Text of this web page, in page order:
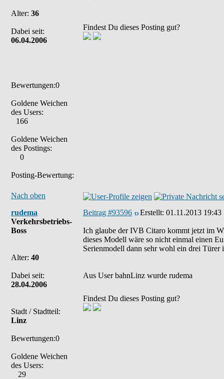
Alter: 36
Dabei seit:
06.04.2006
Bewertungen:0
Goldene Weichen
des Users:
166
Goldene Weichen
des Postings:
0
Posting-Bewertung:
Findest Du dieses Posting gut?
Nach oben
rudema
Verkehrsbetriebs-
Boss
Alter: 40
Dabei seit:
28.04.2006
Stadt / Stadtteil:
Linz
Bewertungen:0
Goldene Weichen
des Users:
29
Beitrag #93596 Erstellt: 01.11.2013 19:43
Ich glaube der IVB Citaro kommt jetzt im
dieses Modell wäre so nicht einmal einen
Serienmodell dann sehr wohl ein drei Türer
Aus User bahnLinz wurde rudema
Findest Du dieses Posting gut?